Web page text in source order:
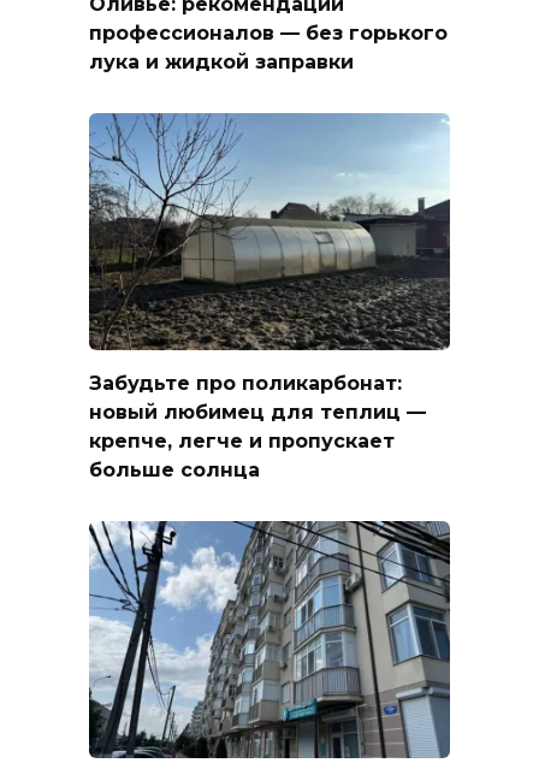
профессионалов — без горького
лука и жидкой заправки
Забудьте про поликарбонат:
новый любимец для теплиц —
крепче, легче и пропускает
больше солнца